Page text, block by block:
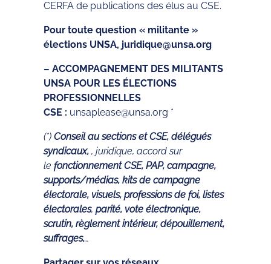
CERFA de publications des élus au CSE.
Pour toute question « militante »
élections UNSA, juridique@unsa.org
– ACCOMPAGNEMENT DES MILITANTS
UNSA POUR LES ÉLECTIONS
PROFESSIONNELLES
CSE : unsaplease@unsa.org *
(*) Conseil au sections et CSE, délégués
syndicaux, , juridique, accord sur
le fonctionnement CSE, PAP, campagne,
supports/médias, kits de campagne
électorale, visuels, professions de foi, listes
électorales, parité, vote électronique,
scrutin, règlement intérieur, dépouillement,
suffrages,…